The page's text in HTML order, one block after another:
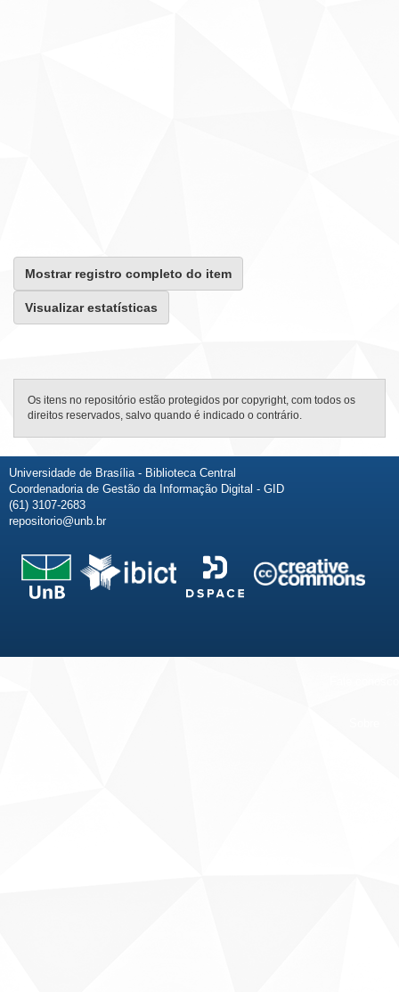
Mostrar registro completo do item
Visualizar estatísticas
Os itens no repositório estão protegidos por copyright, com todos os
direitos reservados, salvo quando é indicado o contrário.
Universidade de Brasília - Biblioteca Central
Coordenadoria de Gestão da Informação Digital - GID
(61) 3107-2683
repositorio@unb.br